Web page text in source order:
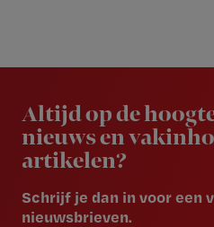
Altijd op de
nieuws en
artikelen?
Schrijf je dan in voor een
nieuwsbrieven.